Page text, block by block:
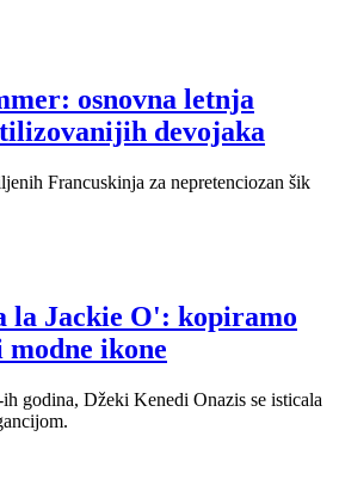
osnovna letnja
devojaka
Francuskinja za nepretenciozan šik
la Jackie O': kopiramo
ikone
godina, Džeki Kenedi Onazis se isticala